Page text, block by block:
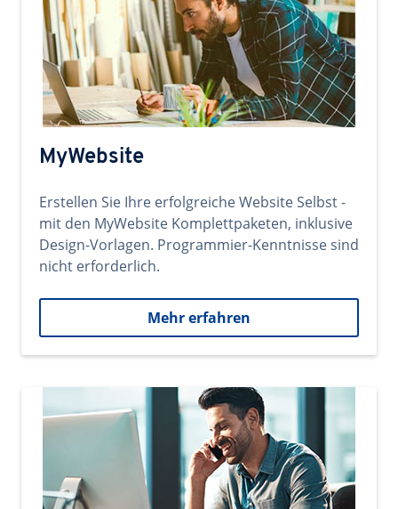
MyWebsite
Erstellen Sie Ihre erfolgreiche Website Selbst -
mit den MyWebsite Komplettpaketen, inklusive
Design-Vorlagen. Programmier-Kenntnisse sind
nicht erforderlich.
Mehr erfahren